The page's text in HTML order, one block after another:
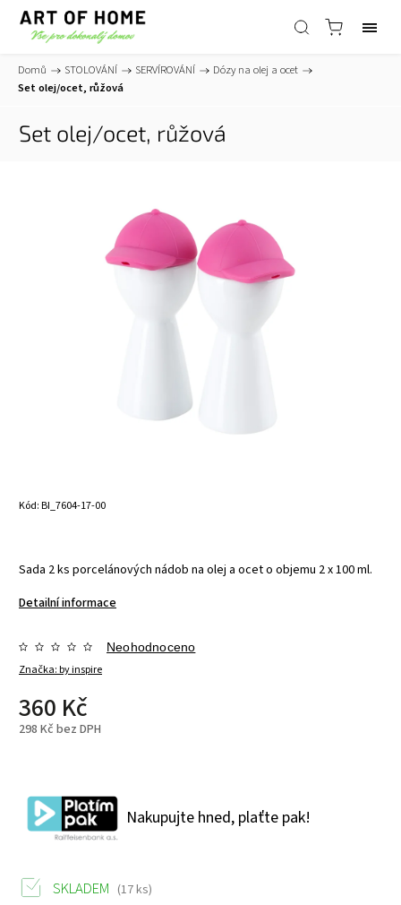
Domů / STOLOVÁNÍ / SERVÍROVÁNÍ / Dózy na olej a ocet /
Set olej/ocet, růžová
Set olej/ocet, růžová
Kód:BI_7604-17-00
Sada 2 ks porcelánových nádob na olej a ocet o objemu 2 x 100 ml.
Detailní informace
Značka:by inspire
Neohodnoceno
360 Kč
298 Kč bez DPH
Nakupujte hned, plaťte pak!
SKLADEM (17 ks)